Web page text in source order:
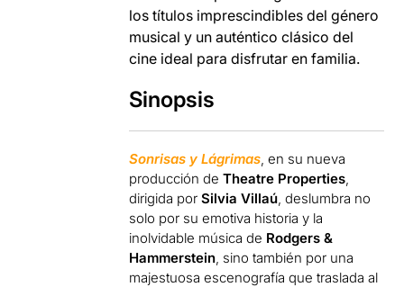
los títulos imprescindibles del género
musical y un auténtico clásico del
cine ideal para disfrutar en familia.
Sinopsis
Sonrisas y Lágrimas , en su nueva
producción deTheatre Properties
dirigida porSilvia Villaú , deslumbra no
solo por su emotiva historia y la
inolvidable música de Rodgers &
Hammerstein , sino también por una
majestuosa escenografía que traslada al